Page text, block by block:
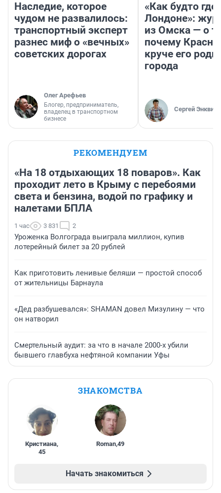
Наследие, которое
чудом не развалилось:
транспортный эксперт
разнес миф о «вечных»
советских дорогах
Олег Арефьев
Блогер, предприниматель,
владелец в транспортном
бизнесе
«Как будто
Лондоне»:
из Омска — о
почему
круче его
города
Сергей Энквист
РЕКОМЕНДУЕМ
«На 18 отдыхающих 18 поваров». Как
проходит лето в Крыму с перебоями
света и бензина, водой по графику и
налетами БПЛА
1 час 3 831 2
Уроженка Волгограда выиграла миллион, купив
лотерейный билет за 20 рублей
Как приготовить ленивые беляши — простой способ
от жительницы Барнаула
«Дед разбушевался»: SHAMAN довел Мизулину — что
он натворил
Смертельный аудит: за что в начале 2000-х убили
бывшего главбуха нефтяной компании Уфы
ЗНАКОМСТВА
Кристиана,
45
Roman,49
Начать знакомиться